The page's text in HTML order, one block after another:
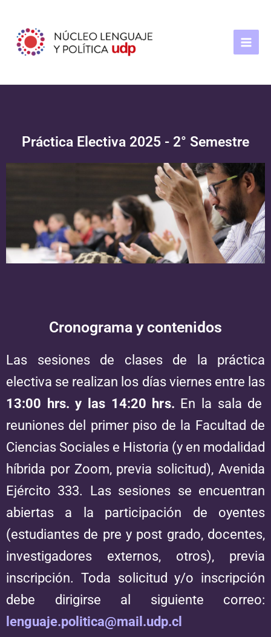
contenido
Práctica Electiva 2025 - 2° Semestre
Cronograma y contenidos
Las sesiones de clases de la práctica
electiva se realizan los días viernes entre las
13:00 hrs. y las 14:20 hrs. En la sala de
reuniones del primer piso de la Facultad de
Ciencias Sociales e Historia (y en modalidad
híbrida por Zoom, previa solicitud), Avenida
Ejército 333. Las sesiones se encuentran
abiertas a la participación de oyentes
(estudiantes de pre y post grado, docentes,
investigadores externos, otros), previa
inscripción. Toda solicitud y/o inscripción
debe dirigirse al siguiente correo:
lenguaje.politica@mail.udp.cl